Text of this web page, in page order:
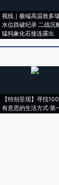
视线｜极端高温致多
水位跌破纪录 二战沉
猛犸象化石接连露出
【特别呈现】寻找
有意思的生活方式·第